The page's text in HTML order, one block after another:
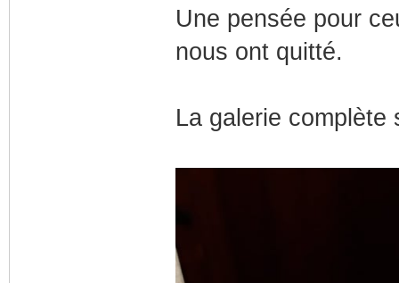
Une pensée pour
nous ont quitté.
La galerie